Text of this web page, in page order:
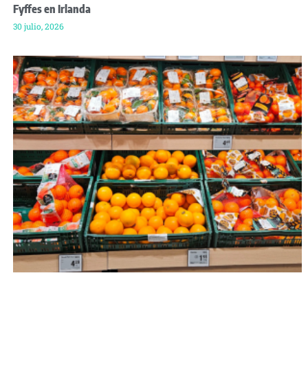
Fyffes en Irlanda
30 julio, 2026